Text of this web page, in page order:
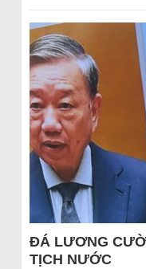
ĐÁ LƯƠNG
TỊCH NƯỚC